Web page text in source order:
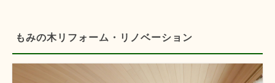
もみの木リフォーム・リノベーション